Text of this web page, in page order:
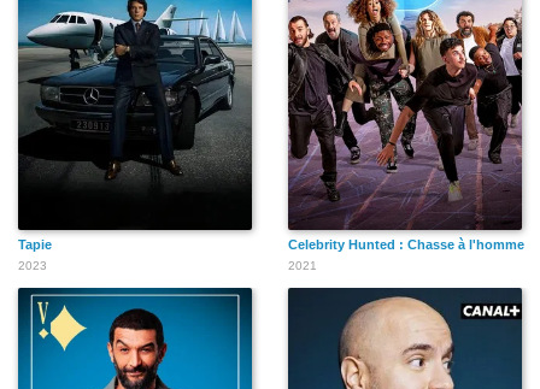
Tapie
2023
Celebrity Hunted : Chasse à l'homme
2021